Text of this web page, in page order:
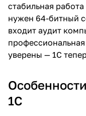
стабильная
нужен 64-битный
входит аудит
уверены — 1С
1С